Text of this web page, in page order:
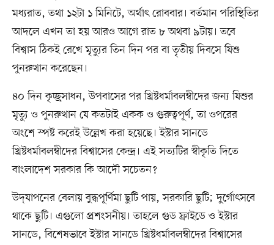
মধ্যরাত, তথা ১২টা ১ মিনিটে, অর্থাৎ রোববার। বর্তমান পরিস্থিতির
আদলে এখন তা হয় আরও আগে রাত ৮ অথবা ৯টায়। তবে
বিশ্বাস ঠিকই রেখে মৃত্যুর তিন দিন পর বা তৃতীয় দিবসে যিশু
পুনরুত্থান করেছেন।
৪০ দিন কৃচ্ছ্রসাধন, উপবাসের পর খ্রিষ্টধর্মাবলম্বীদের জন্য যিশুর
মৃত্যু ও পুনরুত্থান যে কতটাই একক ও গুরুত্বপূর্ণ, তা ওপরের
অংশে স্পষ্ট করেই উল্লেখ করা হয়েছে। ইস্টার সানডে
খ্রিষ্টধর্মাবলম্বীদের বিশ্বাসের কেন্দ্র। এই সত্যটির স্বীকৃতি দিতে
বাংলাদেশ সরকার কি আদৌ সচেতন?
উদ্‌যাপনের বেলায় বুদ্ধপূর্ণিমা ছুটি পায়, সরকারি ছুটি; দুর্গোৎসবে
থাকে ছুটি। এগুলো প্রশংসনীয়। তাহলে গুড ফ্রাইডে ও ইস্টার
সানডে, বিশেষভাবে ইস্টার সানডে খ্রিষ্টধর্মাবলম্বীদের বিশ্বাসের